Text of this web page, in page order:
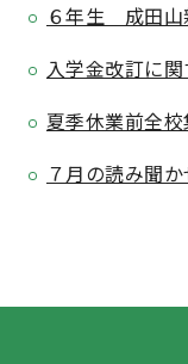
６年生 成田山
入学金改訂に
夏季休業前全
７月の読み聞か